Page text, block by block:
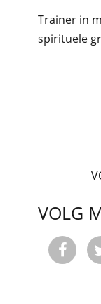
Trainer in
spirituele
VOLG
